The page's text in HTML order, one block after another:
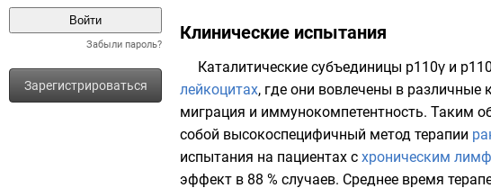
Забыли пароль?
Зарегистрироваться
Клинические испытания
Каталитические субъединицы p110γ и
лейкоцитах, где они вовлечены в различные
миграция и иммунокомпетентность. Таким
собой высокоспецифичный метод терапии
испытания на пациентах с хроническим
эффект в 88 % случаев. Среднее время